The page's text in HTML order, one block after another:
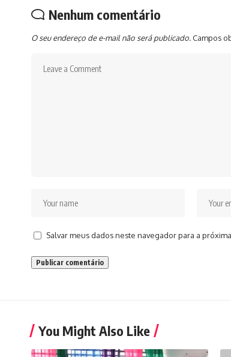
Nenhum comentário
O seu endereço de e-mail não será publicado. Campos
Salvar meus dados neste navegador para a
You Might Also Like